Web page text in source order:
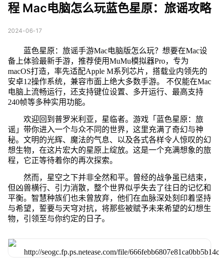
程 Mac电脑怎么玩蓝色星原：旅谣攻略
2024-06-17
蓝色星原：旅谣手游Mac电脑版怎么玩？想要在Mac设
备上体验最新手游，推荐使用MuMu模拟器Pro，专为
macOS打造，率先适配Apple M系列芯片，搭载业内领先的
安卓12操作系统，兼容市面上绝大多数手游。 不仅能在Mac
电脑上流畅运行，还支持键位设置、多开运行、最高支持
240帧等多种实用功能。
欢迎回到普罗米利亚，星临者。游戏「蓝色星原：旅
谣」带你进入一个与众不同的世界，这里充满了奇幻与神
秘。文明的光辉、魔法的气息、以及各式各样令人惊叹的幻
想生物，在这片宏大的星原上绽放。这是一个充满想象的旅
程，它正等待着你的再次探索。
然而，星空之下并非全然和平。曾经的战争虽已结束，
但凶兽横行、引力消散，整个世界似乎失去了往日的记忆和
平衡。智慧种族们也未曾放弃，他们在血脉深处刻印着坚持
与希望，誓要与天穹对抗，将那些被赋予未来希望的幻想生
物，引领至与你约定的日子。